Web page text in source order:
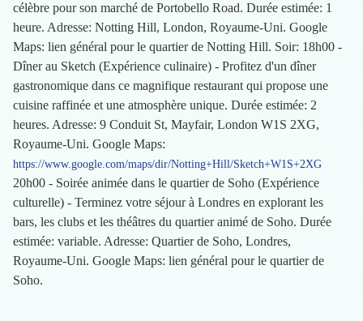
célèbre pour son marché de Portobello Road. Durée estimée: 1
heure. Adresse: Notting Hill, London, Royaume-Uni. Google
Maps: lien général pour le quartier de Notting Hill. Soir: 18h00 -
Dîner au Sketch (Expérience culinaire) - Profitez d'un dîner
gastronomique dans ce magnifique restaurant qui propose une
cuisine raffinée et une atmosphère unique. Durée estimée: 2
heures. Adresse: 9 Conduit St, Mayfair, London W1S 2XG,
Royaume-Uni. Google Maps:
https://www.google.com/maps/dir/Notting+Hill/Sketch+W1S+2XG
20h00 - Soirée animée dans le quartier de Soho (Expérience
culturelle) - Terminez votre séjour à Londres en explorant les
bars, les clubs et les théâtres du quartier animé de Soho. Durée
estimée: variable. Adresse: Quartier de Soho, Londres,
Royaume-Uni. Google Maps: lien général pour le quartier de
Soho.